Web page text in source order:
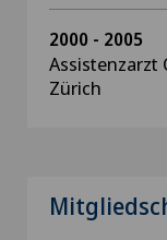
2000 - 2005
Assistenzarzt
Zürich